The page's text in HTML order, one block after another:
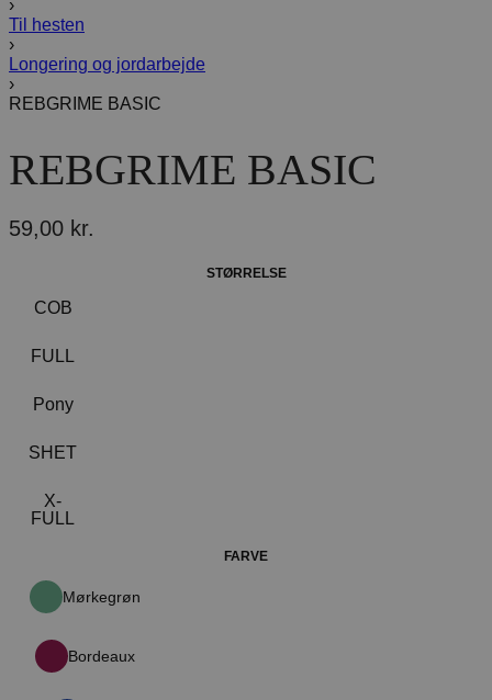
›
Til hesten
›
Longering og jordarbejde
›
REBGRIME BASIC
REBGRIME BASIC
59,00 kr.
STØRRELSE
COB
FULL
Pony
SHET
X-
FULL
FARVE
Mørkegrøn
Bordeaux